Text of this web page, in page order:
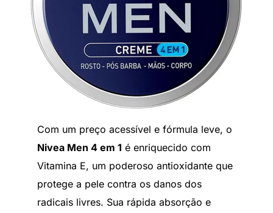
Com um preço acessível e fórmula leve, o
Nivea Men 4 em 1 é enriquecido com
Vitamina E, um poderoso antioxidante que
protege a pele contra os danos dos
radicais livres. Sua rápida absorção e